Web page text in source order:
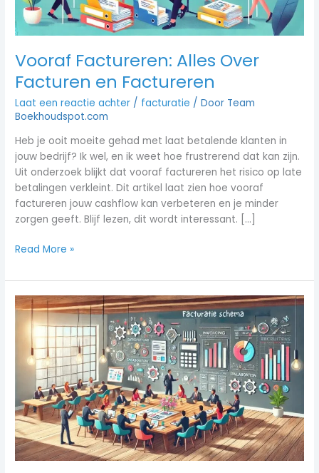
Vooraf Factureren: Alles Over
Facturen en Factureren
Laat een reactie achter / facturatie / Door Team
Boekhoudspot.com
Heb je ooit moeite gehad met laat betalende klanten in
jouw bedrijf? Ik wel, en ik weet hoe frustrerend dat kan zijn.
Uit onderzoek blijkt dat vooraf factureren het risico op late
betalingen verkleint. Dit artikel laat zien hoe vooraf
factureren jouw cashflow kan verbeteren en je minder
zorgen geeft. Blijf lezen, dit wordt interessant. […]
Read More »
Efficiënt
facturatieschema
opstellen:
overzicht
en
voor
recruiter